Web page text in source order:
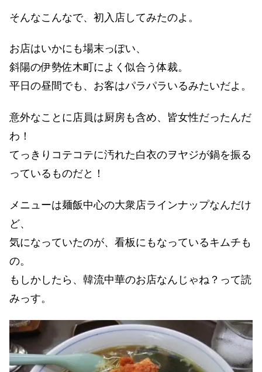
そんなこんなで、初入店してみたのよ。
お店はいかにも場末っぽい、
斜陽の伊勢佐木町によく似合う体裁。
平日の昼間でも、お客はパラパラいるみたいだよ。
意外なことに店員は厨房も含め、皆女性だったんだ
わ！
てっきりコテコテに汚れた白衣のヲヤジが鍋を振る
っているものだと！
メニューは麺飯中心の大衆店ラインナップなんだけ
ど、
気になっていたのが、看板にもなっているキムチも
の。
もしかしたら、韓流中華のお店なんじゃね？って読
みっす。